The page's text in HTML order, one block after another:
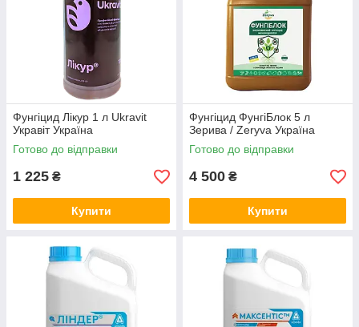
Фунгіцид Лікур 1 л Ukravit
Укравіт Україна
Готово до відправки
1 225 ₴
Купити
Фунгіцид ФунгіБлок 5 л
Зерива / Zeryva Україна
Готово до відправки
4 500 ₴
Купити